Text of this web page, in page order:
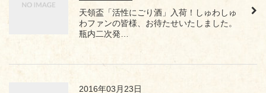
天領盃「活性にごり酒」入荷！しゅわしゅ
わファンの皆様、お待たせいたしました。
瓶内二次発…
2016年03月23日